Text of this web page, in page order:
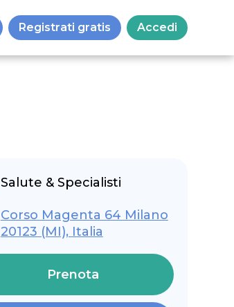
Registrati gratis Accedi
Salute & Specialisti
Corso Magenta 64 Milano
20123 (MI), Italia
Prenota